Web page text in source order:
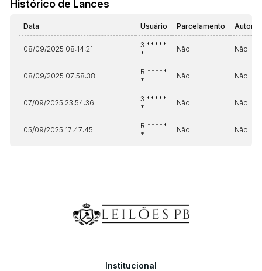
Histórico de Lances
Data Usuário Parcelamento
08/09/2025 08:14:21
3 *****
*
Não Não
08/09/2025 07:58:38
R *****
*
Não Não
07/09/2025 23:54:36
3 *****
*
Não Não
05/09/2025 17:47:45
R *****
*
Não Não
Institucional